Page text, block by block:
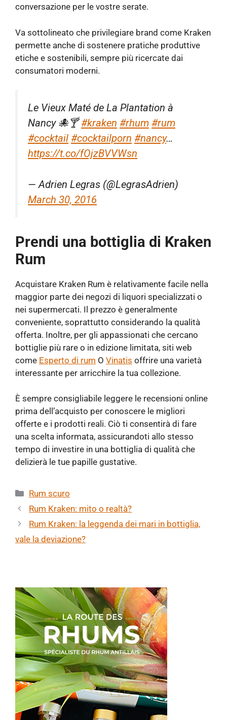
conversazione per le vostre serate.
Va sottolineato che privilegiare brand come Kraken
permette anche di sostenere pratiche produttive
etiche e sostenibili, sempre più ricercate dai
consumatori moderni.
Le Vieux Maté de La Plantation à
Nancy 🐙🍸#kraken #rhum #rum
#cocktail #cocktailporn #nancy…
https://t.co/fOjzBVVWsn
— Adrien Legras (@LegrasAdrien)
March 30, 2016
Prendi una bottiglia di Kraken
Rum
Acquistare Kraken Rum è relativamente facile nella
maggior parte dei negozi di liquori specializzati o
nei supermercati. Il prezzo è generalmente
conveniente, soprattutto considerando la qualità
offerta. Inoltre, per gli appassionati che cercano
bottiglie più rare o in edizione limitata, siti web
come Esperto di rum O Vinatis offrire una varietà
interessante per arricchire la tua collezione.
È sempre consigliabile leggere le recensioni online
prima dell’acquisto per conoscere le migliori
offerte e i prodotti reali. Ciò ti consentirà di fare
una scelta informata, assicurandoti allo stesso
tempo di investire in una bottiglia di qualità che
delizierà le tue papille gustative.
Categorie
Rum scuro
Rum Kraken: mito o realtà?
Rum Kraken: la leggenda dei mari in bottiglia,
vale la deviazione?